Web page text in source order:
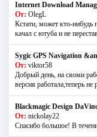
Internet Download
От: OlegL
Кстати, может кто-нибудь
качал с ютуба и не
Sygic GPS Navigation
От: viktor58
Добрый день, на сяоми
версия работала,теперь не
Blackmagic Design
От: nickolay22
Спасибо большое! В